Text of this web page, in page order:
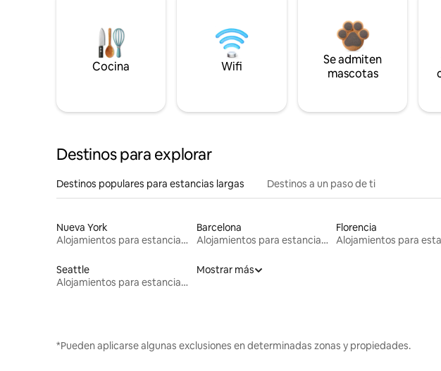
Cocina Wifi
Se admiten
mascotas
Destinos para explorar
Destinos populares para estancias largas Destinos a un paso de ti
Nueva York
Alojamientos para estancias largas
Barcelona
Alojamientos para estancias largas
Florencia
Seattle
Alojamientos para estancias largas
Mostrar más
*Pueden aplicarse algunas exclusiones en determinadas zonas y propiedades.